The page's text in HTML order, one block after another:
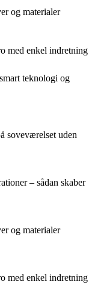
og materialer
med enkel indretning
teknologi og
soveværelset uden
– sådan skaber
og materialer
med enkel indretning